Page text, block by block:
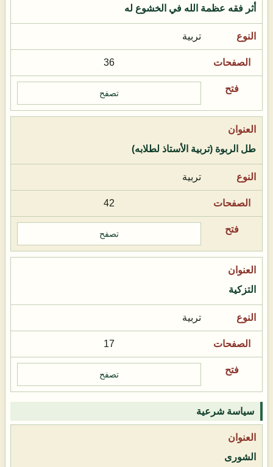
أثر فقه عظمة الله في الخشوع له
تربية
36
تصفح
طل الربوة (تربية الأستاذ لطلابه)
تربية
42
تصفح
التزكية
تربية
17
تصفح
سياسة شرعية
الشورى